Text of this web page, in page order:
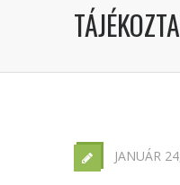
JANUÁR